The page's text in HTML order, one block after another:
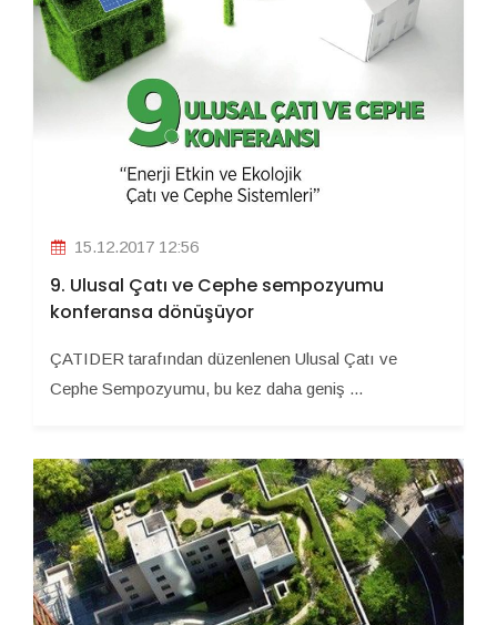
15.12.2017 12:56
9. Ulusal Çatı ve Cephe sempozyumu
konferansa dönüşüyor
ÇATIDER tarafından düzenlenen Ulusal Çatı ve
Cephe Sempozyumu, bu kez daha geniş ...